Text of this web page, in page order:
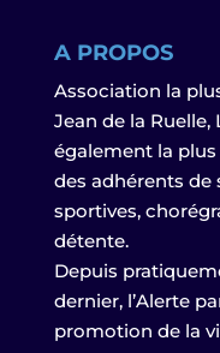
A PROPOS
Association la
Jean de la Ruelle,
également la
des adhérents de
sportives,
détente.
Depuis
dernier, l’Alerte
promotion de la